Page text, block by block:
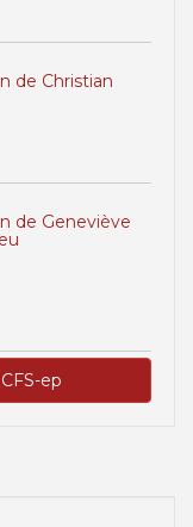
de Christian
de Geneviève
ep